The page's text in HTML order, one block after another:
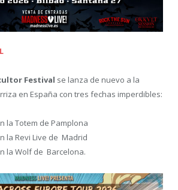
Festival se lanza de nuevo a la
en España con tres fechas imperdibles:
la Totem de Pamplona
la Revi Live de Madrid
la Wolf de Barcelona.